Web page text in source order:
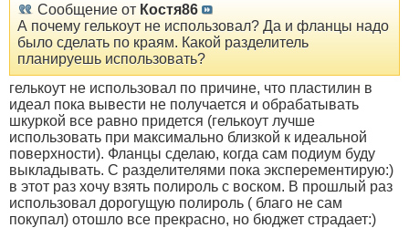
Сообщение от Костя86
А почему гелькоут не использовал? Да и фланцы надо
было сделать по краям. Какой разделитель
планируешь использовать?
гелькоут не использовал по причине, что пластилин в
идеал пока вывести не получается и обрабатывать
шкуркой все равно придется (гелькоут лучше
использовать при максимально близкой к идеальной
поверхности). Фланцы сделаю, когда сам подиум буду
выкладывать. С разделителями пока эксперементирую:)
в этот раз хочу взять полироль с воском. В прошлый раз
использовал дорогущую полироль ( благо не сам
покупал) отошло все прекрасно, но бюджет страдает:)